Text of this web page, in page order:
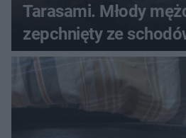
Tarasami. Młody
zepchnięty ze
nagranie krąży po